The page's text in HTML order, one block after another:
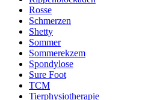
Rosse
Schmerzen
Shetty
Sommer
Sommerekzem
Spondylose
Sure Foot
TCM
Tierphysiotherapie